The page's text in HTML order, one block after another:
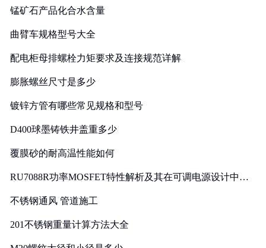
锰矿石产品化合水含量
曲臂车规格型号大全
配电柜母排螺栓力矩要求及连接规范详解
膨胀螺丝尺寸是多少
镀锌方管有哪些常见规格和型号
D400球墨铸铁井盖重多少
覆膜砂的耐高温性能如何
RU7088R功率MOSFET特性解析及其在可调电源设计中的
不锈钢通风 管道施工
201不锈钢重量计算方法大全